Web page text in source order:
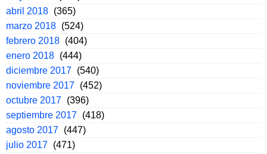
abril 2018 (365)
marzo 2018 (524)
febrero 2018 (404)
enero 2018 (444)
diciembre 2017 (540)
noviembre 2017 (452)
octubre 2017 (396)
septiembre 2017 (418)
agosto 2017 (447)
julio 2017 (471)